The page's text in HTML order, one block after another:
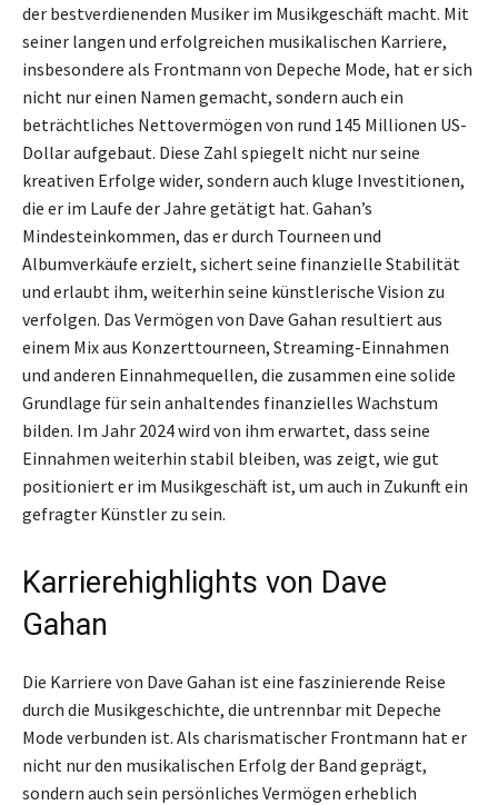
der bestverdienenden Musiker im Musikgeschäft macht. Mit
seiner langen und erfolgreichen musikalischen Karriere,
insbesondere als Frontmann von Depeche Mode, hat er sich
nicht nur einen Namen gemacht, sondern auch ein
beträchtliches Nettovermögen von rund 145 Millionen US-
Dollar aufgebaut. Diese Zahl spiegelt nicht nur seine
kreativen Erfolge wider, sondern auch kluge Investitionen,
die er im Laufe der Jahre getätigt hat. Gahan’s
Mindesteinkommen, das er durch Tourneen und
Albumverkäufe erzielt, sichert seine finanzielle Stabilität
und erlaubt ihm, weiterhin seine künstlerische Vision zu
verfolgen. Das Vermögen von Dave Gahan resultiert aus
einem Mix aus Konzerttourneen, Streaming-Einnahmen
und anderen Einnahmequellen, die zusammen eine solide
Grundlage für sein anhaltendes finanzielles Wachstum
bilden. Im Jahr 2024 wird von ihm erwartet, dass seine
Einnahmen weiterhin stabil bleiben, was zeigt, wie gut
positioniert er im Musikgeschäft ist, um auch in Zukunft ein
gefragter Künstler zu sein.
Karrierehighlights von Dave
Gahan
Die Karriere von Dave Gahan ist eine faszinierende Reise
durch die Musikgeschichte, die untrennbar mit Depeche
Mode verbunden ist. Als charismatischer Frontmann hat er
nicht nur den musikalischen Erfolg der Band geprägt,
sondern auch sein persönliches Vermögen erheblich